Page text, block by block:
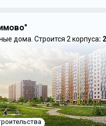
дома. Строится 2 корпуса: